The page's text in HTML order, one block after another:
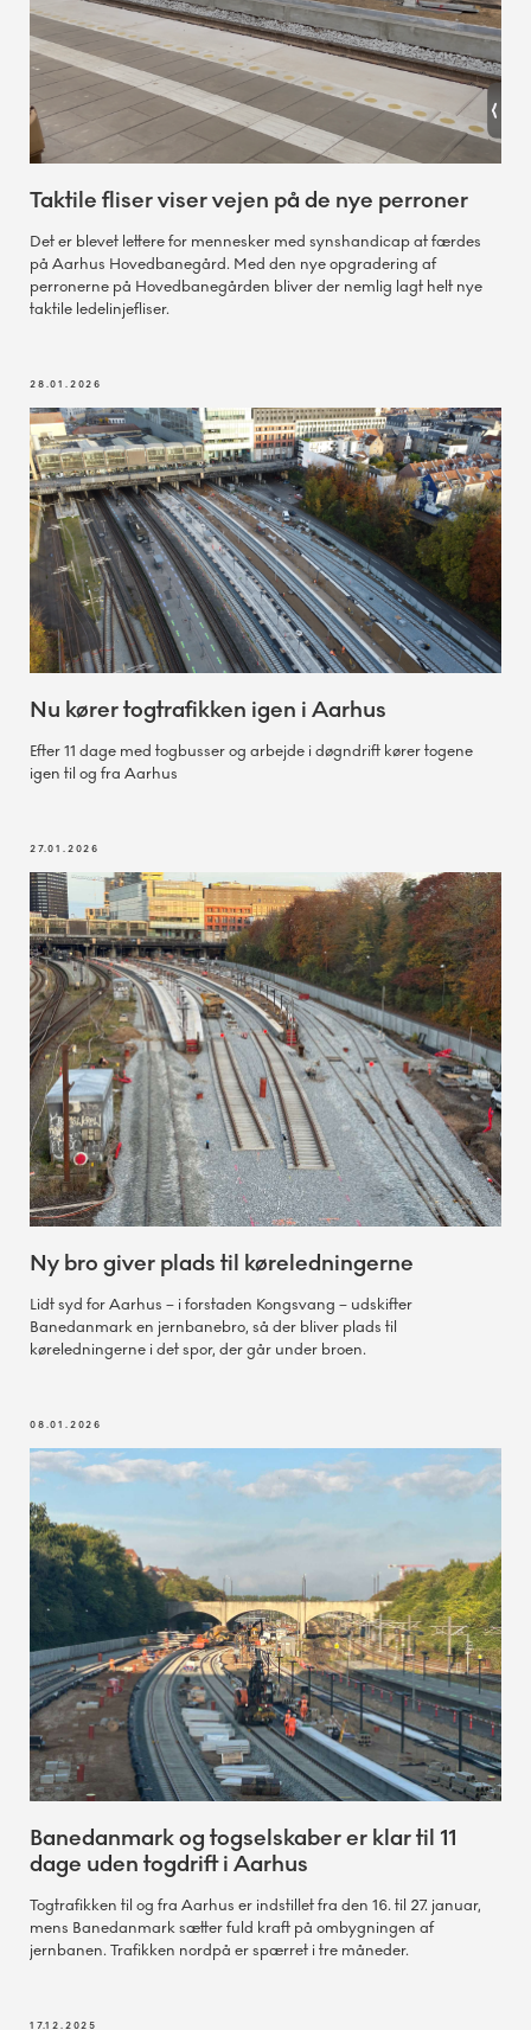
Taktile fliser viser vejen på de nye perroner
Det er blevet lettere for mennesker med synshandicap at færdes
på Aarhus Hovedbanegård. Med den nye opgradering af
perronerne på Hovedbanegården bliver der nemlig lagt helt nye
taktile ledelinjefliser.
28.01.2026
Nu kører togtrafikken igen i Aarhus
Efter 11 dage med togbusser og arbejde i døgndrift kører togene
igen til og fra Aarhus
27.01.2026
Ny bro giver plads til køreledningerne
Lidt syd for Aarhus – i forstaden Kongsvang – udskifter
Banedanmark en jernbanebro, så der bliver plads til
køreledningerne i det spor, der går under broen.
08.01.2026
Banedanmark og togselskaber er klar til 11
dage uden togdrift i Aarhus
Togtrafikken til og fra Aarhus er indstillet fra den 16. til 27. januar,
mens Banedanmark sætter fuld kraft på ombygningen af
jernbanen. Trafikken nordpå er spærret i tre måneder.
17.12.2025